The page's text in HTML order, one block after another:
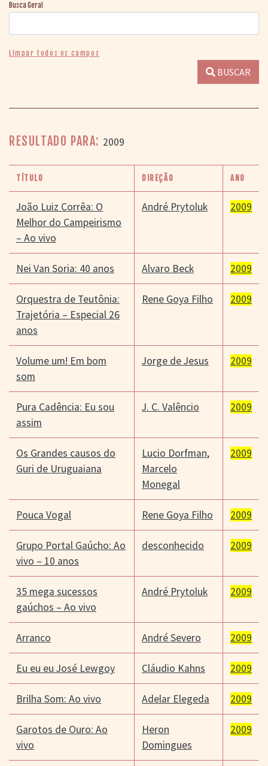
Busca Geral
Limpar todos os campos
BUSCAR
RESULTADO PARA: 2009
TÍTULO DIREÇÃO ANO
João Luiz Corrêa: O
Melhor do Campeirismo
– Ao vivo
André Prytoluk 2009
Nei Van Soria: 40 anos Alvaro Beck 2009
Orquestra de Teutônia:
Trajetória – Especial 26
anos
Rene Goya Filho 2009
Volume um! Em bom
som
Jorge de Jesus 2009
Pura Cadência: Eu sou
assim
J. C. Valêncio 2009
Os Grandes causos do
Guri de Uruguaiana
Lucio Dorfman,
Marcelo
Monegal
2009
Pouca Vogal Rene Goya Filho 2009
Grupo Portal Gaúcho: Ao
vivo – 10 anos
desconhecido 2009
35 mega sucessos
gaúchos – Ao vivo
André Prytoluk 2009
Arranco André Severo 2009
Eu eu eu José Lewgoy Cláudio Kahns 2009
Brilha Som: Ao vivo Adelar Elegeda 2009
Garotos de Ouro: Ao
vivo
Heron
Domingues
2009